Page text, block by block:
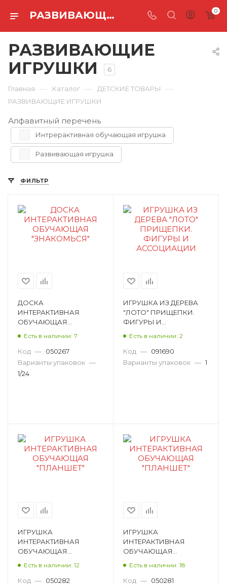
РАЗВИВАЮЩИЕ ИГРУШКИ 0
РАЗВИВАЮЩИЕ
ИГРУШКИ
6
Главная — Каталог — ДЕТСКИЕ ТОВАРЫ —
РАЗВИВАЮЩИЕ ИГРУШКИ
Алфавитный перечень
Интрерактивная обучающая игрушка
Развивающая игрушка
ФИЛЬТР
ДОСКА
ИНТЕРАКТИВНАЯ
ОБУЧАЮЩАЯ
Есть в наличии: 7
Код — 050267
Варианты упаковок —
1/24
ИГРУШКА ИЗ ДЕРЕВА
"ЛОТО" ПРИЩЕПКИ.
ФИГУРЫ И
Есть в наличии: 2
Код — 091690
Варианты упаковок — 1
ИГРУШКА
ИНТЕРАКТИВНАЯ
ОБУЧАЮЩАЯ
Есть в наличии: 12
Код — 050282
ИГРУШКА
ИНТЕРАКТИВНАЯ
ОБУЧАЮЩАЯ
Есть в наличии: 18
Код — 050281